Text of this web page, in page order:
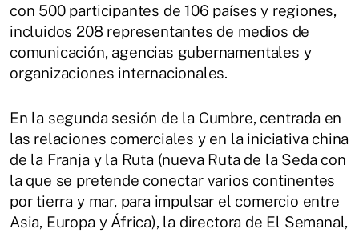
con 500 participantes de 106 países y regiones,
incluidos 208 representantes de medios de
comunicación, agencias gubernamentales y
organizaciones internacionales.
En la segunda sesión de la Cumbre, centrada en
las relaciones comerciales y en la iniciativa china
de la Franja y la Ruta (nueva Ruta de la Seda con
la que se pretende conectar varios continentes
por tierra y mar, para impulsar el comercio entre
Asia, Europa y África), la directora de El Semanal,